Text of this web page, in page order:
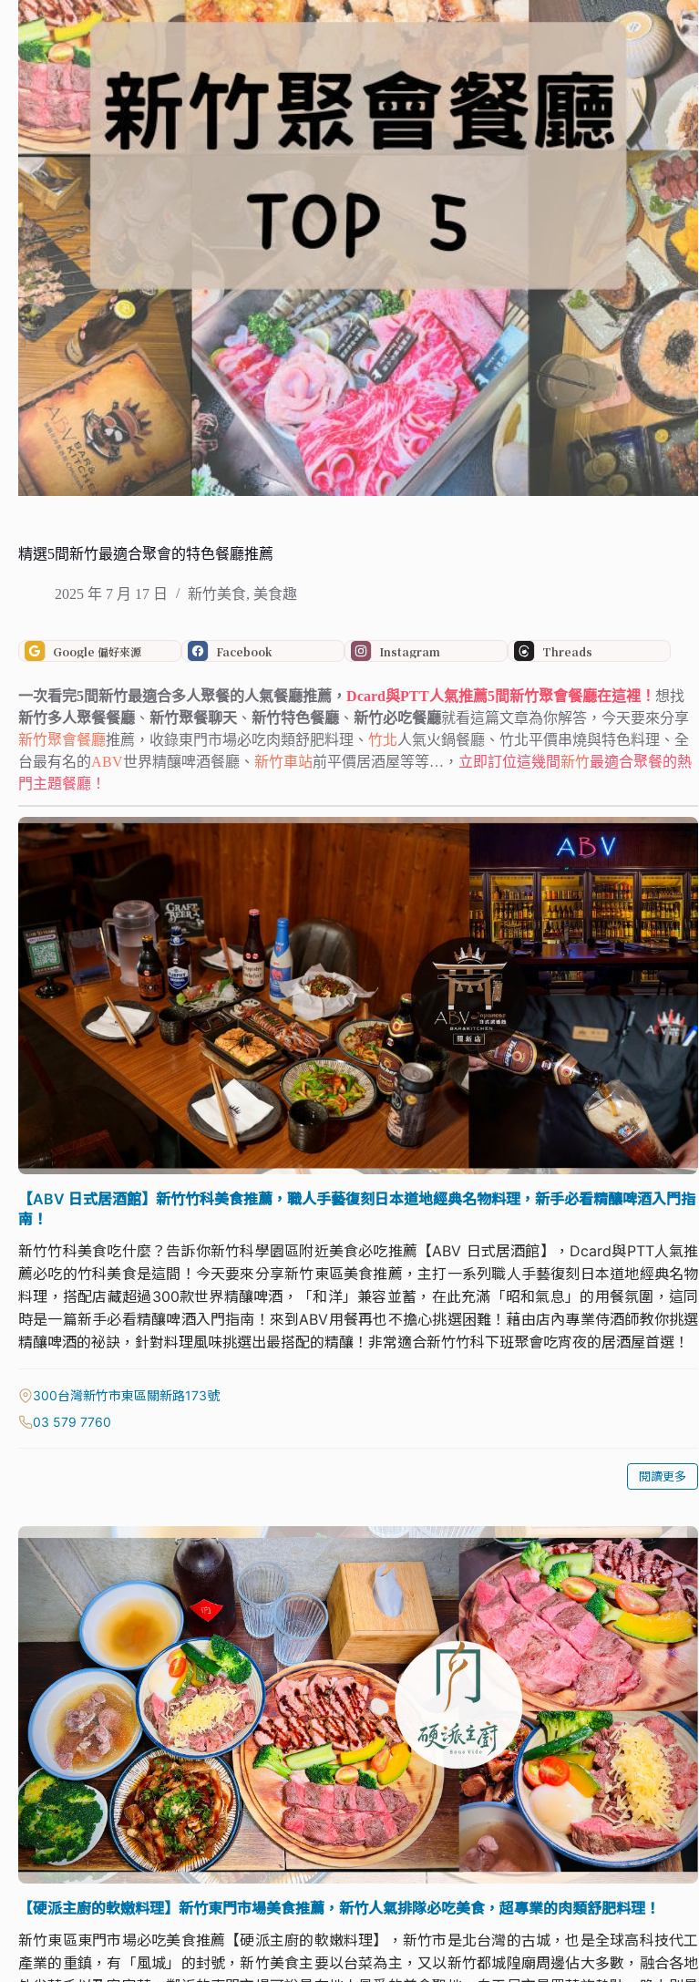
精選5間新竹最適合聚會的特色餐廳推薦
2025 年 7 月 17 日 新竹美食, 美食趣
Google 偏好來源 Facebook Instagram Threads
一次看完5間新竹最適合多人聚餐的人氣餐廳推薦， Dcard與PTT人氣推薦5間新竹聚會餐廳在這裡！ 想找
新竹多人聚餐餐廳 、 新竹聚餐聊天 、 新竹特色餐廳 、 新竹必吃餐廳就看這篇文章為你解答，今天要來分享
新竹聚會餐廳推薦，收錄東門市場必吃肉類舒肥料理、 竹北人氣火鍋餐廳、竹北平價串燒與特色料理、全
台最有名的ABV世界精釀啤酒餐廳、 新竹車站前平價居酒屋等等…， 立即訂位這幾間新竹最適合聚餐的熱
門主題餐廳！
【ABV 日式居酒館】新竹竹科美食推薦，職人手藝復刻日本道地經典名物料理，新手必看精釀啤酒入門指
南！
新竹竹科美食吃什麼？告訴你新竹科學園區附近美食必吃推薦【ABV 日式居酒館】，Dcard與PTT人氣推
薦必吃的竹科美食是這間！今天要來分享新竹東區美食推薦，主打一系列職人手藝復刻日本道地經典名物
料理，搭配店藏超過300款世界精釀啤酒，「和洋」兼容並蓄，在此充滿「昭和氣息」的用餐氛圍，這同
時是一篇新手必看精釀啤酒入門指南！來到ABV用餐再也不擔心挑選困難！藉由店內專業侍酒師教你挑選
精釀啤酒的祕訣，針對料理風味挑選出最搭配的精釀！非常適合新竹竹科下班聚會吃宵夜的居酒屋首選！
300台灣新竹市東區關新路173號
03 579 7760
閱讀更多
【硬派主廚的軟嫩料理】新竹東門市場美食推薦，新竹人氣排隊必吃美食，超專業的肉類舒肥料理！
新竹東區東門市場必吃美食推薦【硬派主廚的軟嫩料理】，新竹市是北台灣的古城，也是全球高科技代工
產業的重鎮，有「風城」的封號，新竹美食主要以台菜為主，又以新竹都城隍廟周邊佔大多數，融合各地